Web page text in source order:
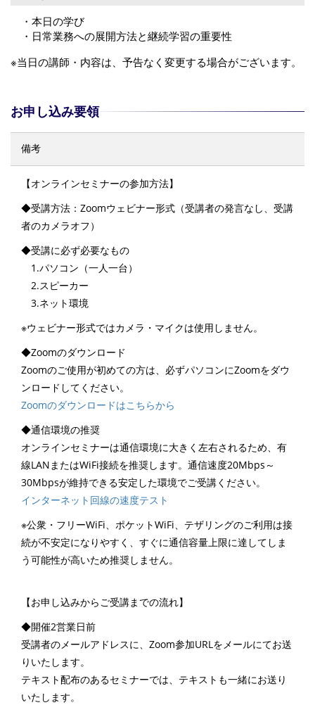
・本日の学び
・日常業務への展開方法と継続学習の重要性
※当日の講師・内容は、予告なく変更する場合がございます。
お申し込み要領
備考
【オンラインセミナーの参加方法】
◆受講方法：Zoomウェビナー形式（受講者の発言なし、受講
者のカメラオフ）
◆受講に必ず必要なもの
1.パソコン（一人一台）
2.スピーカー
3.ネット環境
※ウェビナー形式ではカメラ・マイクは使用しません。
◆Zoomのダウンロード
Zoomのご使用が初めての方は、必ずパソコンにZoomをダウ
ンロードしてください。
Zoomのダウンロードはこちらから
◆通信環境の推奨
オンラインセミナーは通信環境に大きく左右されるため、有
線LANまたはWiFi接続を推奨します。通信速度20Mbps～
30Mbpsが維持できる安定した環境でご受講ください。
インターネット回線の速度テスト
※公衆・フリーWiFi、ポケットWiFi、テザリングのご利用は接
続が不安定になりやすく、すぐに通信容量上限に達してしま
う可能性が高いため推奨しません。
【お申し込みからご受講までの流れ】
◆開催2営業日前
受講者のメールアドレスに、Zoom参加URLをメールにてお送
りいたします。
テキスト配布のあるセミナーでは、テキストも一緒にお送り
いたします。